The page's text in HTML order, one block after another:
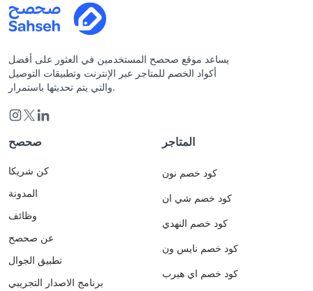
يساعد موقع صحصح المستخدمين في العثور على أفضل
أكواد الخصم للمتاجر عبر الإنترنت وتطبيقات التوصيل
والتي يتم تحديثها باستمرار.
صحصح
كن شريكا
المدونة
وظائف
عن صحصح
تطبيق الجوال
برنامج الاصدار التجريبي
المتاجر
كود خصم نون
كود خصم شي ان
كود خصم النهدي
كود خصم نايس ون
كود خصم اي هيرب